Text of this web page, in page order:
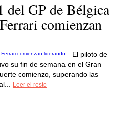
del GP de Bélgica
comienzan
El piloto de
su fin de semana en el Gran
comienzo, superando las
Leer el resto